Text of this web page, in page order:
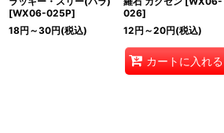
[WX06-025P]
18円 ～30円(税込)
026]
12円 ～20円(税込)
カートに入れる